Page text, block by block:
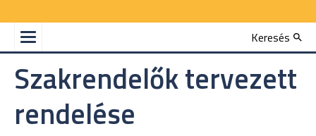
Keresés
Szakrendelők tervezett
rendelése